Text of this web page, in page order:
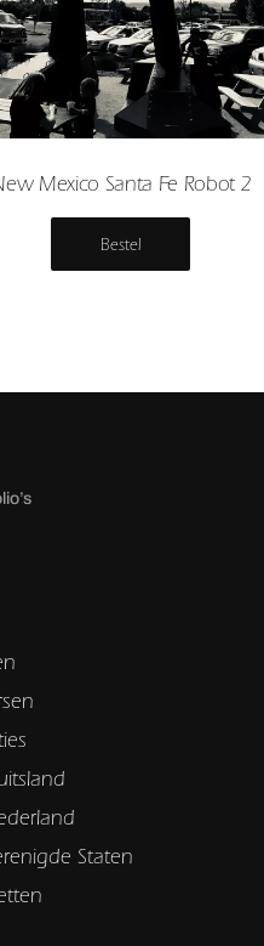
Mexico Santa Fe Robot 2
Bestel
Staten